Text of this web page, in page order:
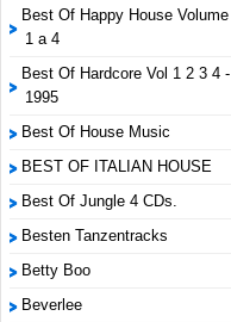
Best Of Happy House Volume
1 a 4
Best Of Hardcore Vol 1 2 3 4 -
1995
Best Of House Music
BEST OF ITALIAN HOUSE
Best Of Jungle 4 CDs.
Besten Tanzentracks
Betty Boo
Beverlee